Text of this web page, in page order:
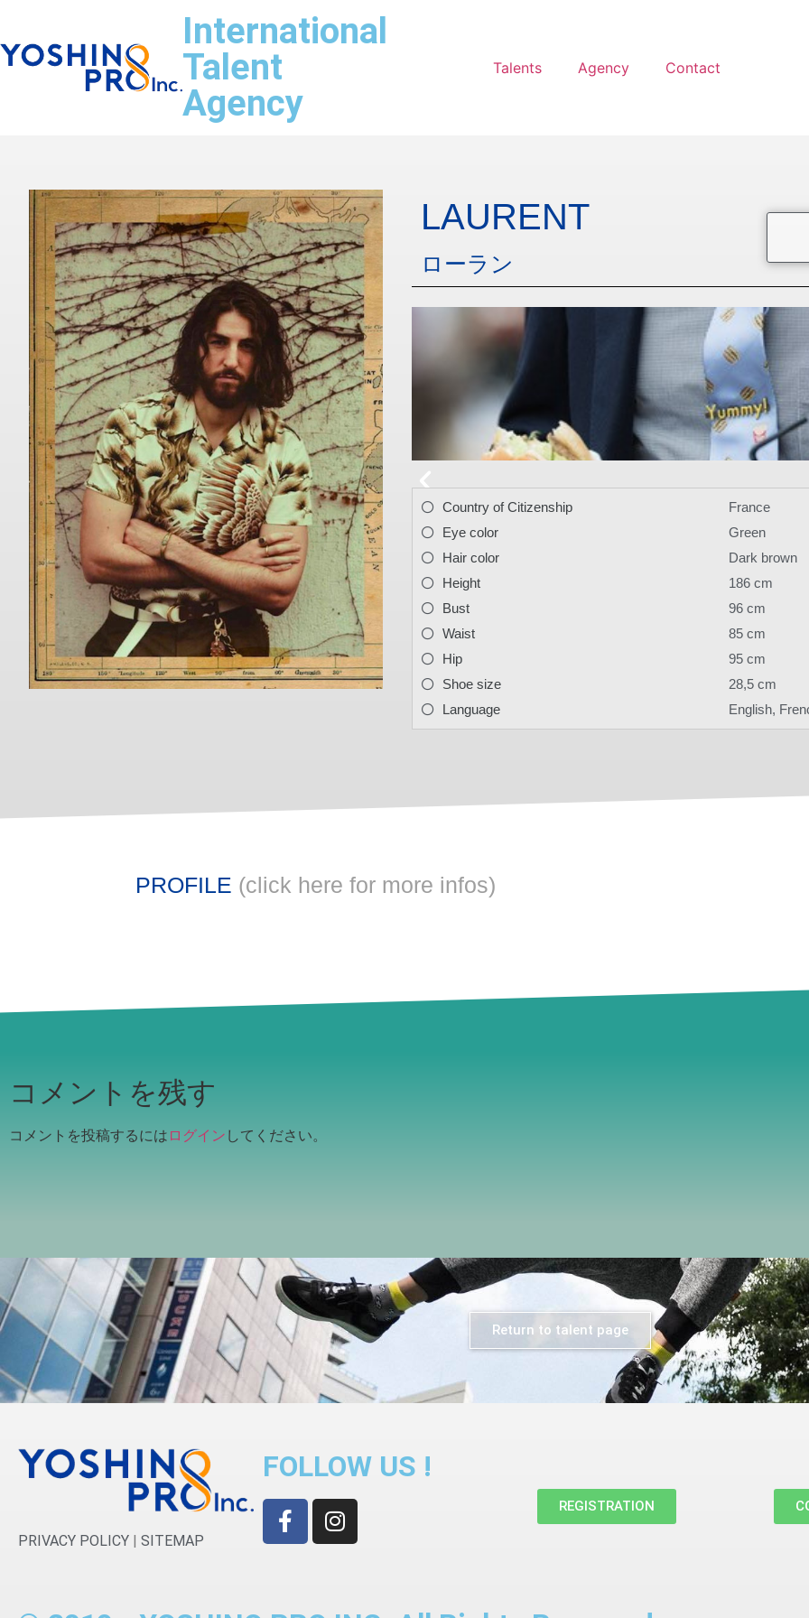
International
Talent
Agency
Talents Agency Contact
LAURENT
ローラン
Country of Citizenship
Eye color
Hair color
Height
Bust
Waist
Hip
Shoe size
Language
France
Green
Dark brown
186 cm
96 cm
85 cm
95 cm
28,5 cm
English,
PROFILE (click here for more infos)
コメントを残す
コメントを投稿するには ログイン してください。
Return to talent page
PRIVACY POLICY | SITEMAP
FOLLOW US !
REGISTRATION